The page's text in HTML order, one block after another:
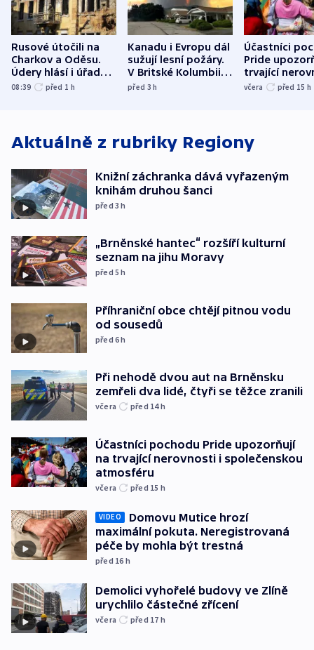
Rusové útočili na
Charkov a Oděsu.
Údery hlásí i úřady v
Bělgorodu
08:39 před 1 h
Kanadu i Evropu dál
sužují lesní požáry.
V Britské Kolumbii
evakuovali tisíce lidí
před 3h
Účastníci
Pride
trvající
včera před 15 h
Aktuálně z rubriky Regiony
Knižní záchranka dává vyřazeným
knihám druhou šanci
před 3h
„Brněnské hantec“ rozšíří kulturní
seznam na jihu Moravy
před 5h
Příhraniční obce chtějí pitnou vodu
od sousedů
před 6h
Při nehodě dvou aut na Brněnsku
zemřeli dva lidé, čtyři se těžce zranili
včera před 14h
Účastníci pochodu Pride upozorňují
na trvající nerovnosti i společenskou
atmosféru
včera před 15 h
VIDEO
Domovu Mutice hrozí
maximální pokuta. Neregistrovaná
péče by mohla být trestná
před 16 h
Demolici vyhořelé budovy ve Zlíně
urychlilo částečné zřícení
včera před 17 h